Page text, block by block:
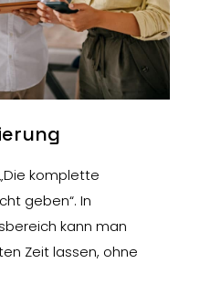
komplette
geben“. In
kann man
Zeit lassen, ohne